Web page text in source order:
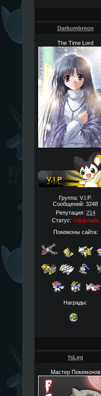
Darkumbreon
The Time Lord
Группа: V.I.P.
Сообщений: 3248
Репутация: 214
Статус: Оффлайн
Покемоны сайта:
Награды:
fsLeg
Мастер Покемонов